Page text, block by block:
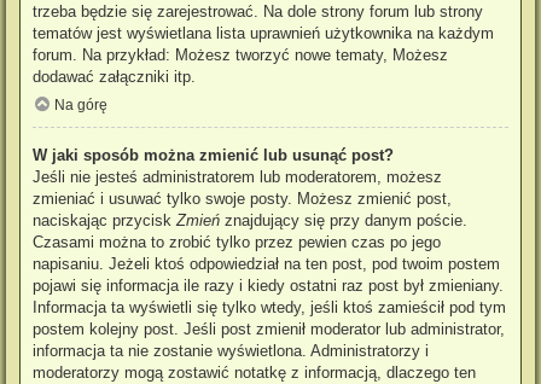
trzeba będzie się zarejestrować. Na dole strony forum lub strony
tematów jest wyświetlana lista uprawnień użytkownika na każdym
forum. Na przykład: Możesz tworzyć nowe tematy, Możesz
dodawać załączniki itp.
Na górę
W jaki sposób można zmienić lub usunąć post?
Jeśli nie jesteś administratorem lub moderatorem, możesz
zmieniać i usuwać tylko swoje posty. Możesz zmienić post,
naciskając przyciskZmień znajdujący się przy danym poście.
Czasami można to zrobić tylko przez pewien czas po jego
napisaniu. Jeżeli ktoś odpowiedział na ten post, pod twoim postem
pojawi się informacja ile razy i kiedy ostatni raz post był zmieniany.
Informacja ta wyświetli się tylko wtedy, jeśli ktoś zamieścił pod tym
postem kolejny post. Jeśli post zmienił moderator lub administrator,
informacja ta nie zostanie wyświetlona. Administratorzy i
moderatorzy mogą zostawić notatkę z informacją, dlaczego ten